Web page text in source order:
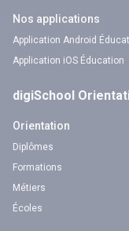
Nos applications
Application Android
Application iOS Éducation
digiSchool
Orientation
Diplômes
Formations
Métiers
Écoles